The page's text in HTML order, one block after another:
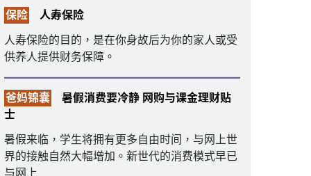
保险
人寿保险
人寿保险的目的，是在你身故后为你的家人或受
供养人提供财务保障。
爸妈锦囊
暑假消费要冷静 网购与课金理财贴
士
暑假来临，学生将拥有更多自由时间，与网上世
界的接触自然大幅增加。新世代的消费模式早已
与网上